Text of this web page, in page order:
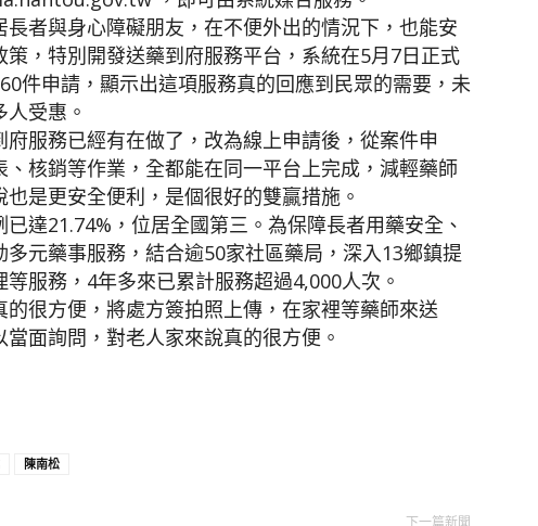
者與身心障礙朋友，在不便外出的情況下，也能安
，特別開發送藥到府服務平台，系統在5月7日正式
件申請，顯示出這項服務真的回應到民眾的需要，未
受惠。
服務已經有在做了，改為線上申請後，從案件申
核銷等作業，全都能在同一平台上完成，減輕藥師
是更安全便利，是個很好的雙贏措施。
達21.74%，位居全國第三。為保障長者用藥安全、
元藥事服務，結合逾50家社區藥局，深入13鄉鎮提
服務，4年多來已累計服務超過4,000人次。
很方便，將處方簽拍照上傳，在家裡等藥師來送
面詢問，對老人家來說真的很方便。
陳南松